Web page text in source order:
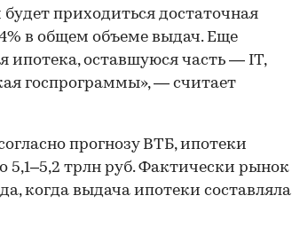
приходиться достаточная
в общем объеме выдач. Еще
ипотека, оставшуюся часть — IT,
госпрограммы», — считает
прогнозу ВТБ, ипотеки
5,1–5,2 трлн руб. Фактически рынок
когда выдача ипотеки составляла